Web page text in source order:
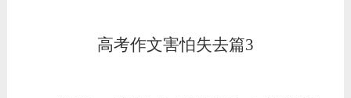
高考作文害怕失去篇3